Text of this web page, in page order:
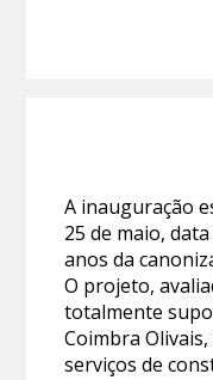
A inauguração
25 de maio,
anos da
O projeto,
totalmente
Coimbra
serviços de